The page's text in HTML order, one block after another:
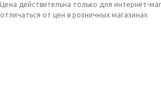
Цена действительна только для интернет-
отличаться от цен в розничных магазинах